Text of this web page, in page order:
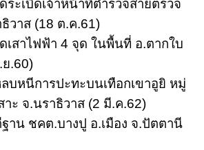
ระเบิดเจ้าหน้าที่ตำรวจสายตรวจ
วาส (18 ต.ค.61)
เสาไฟฟ้า 4 จุด ในพื้นที่ อ.ตากใบ
ย.60)
บหนีการปะทะบนเทือกเขาอูยิ หมู่
าะ จ.นราธิวาส (2 มี.ค.62)
าน ชคต.บางปู อ.เมือง จ.ปัตตานี